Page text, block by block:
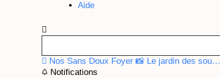
b
o
a
g
l
o
Aide
Nos Sans Doux Foyer 📸 Le jardin des sou…
Notifications